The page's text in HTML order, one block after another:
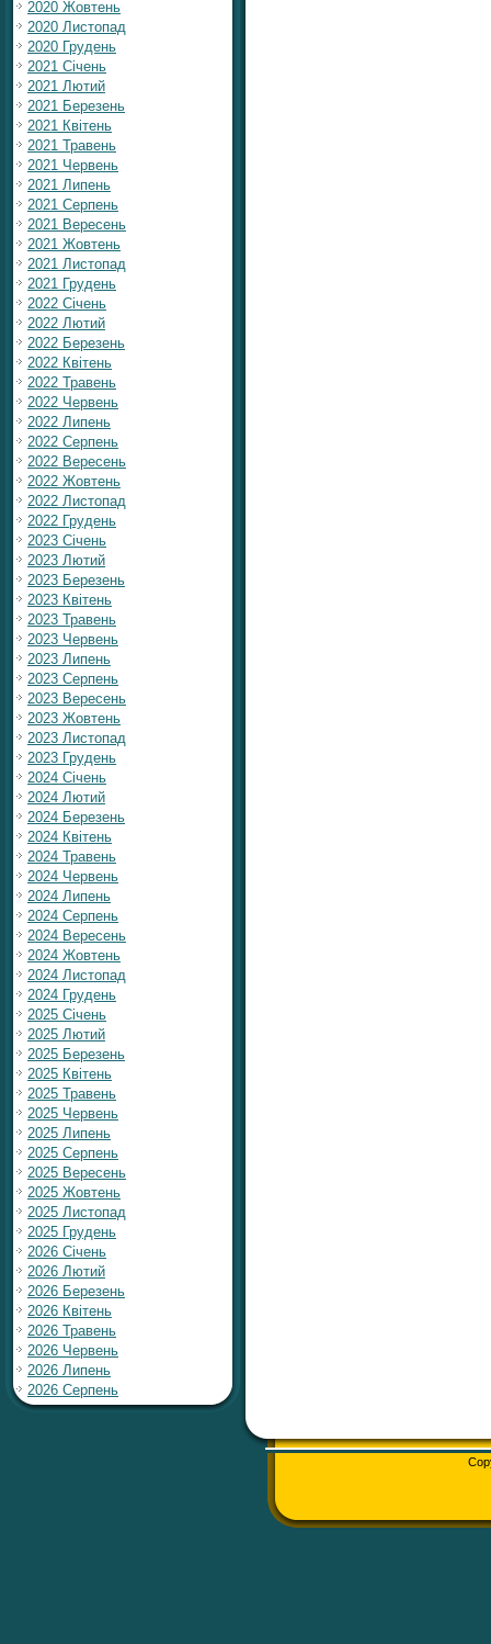
2020 Жовтень
2020 Листопад
2020 Грудень
2021 Січень
2021 Лютий
2021 Березень
2021 Квітень
2021 Травень
2021 Червень
2021 Липень
2021 Серпень
2021 Вересень
2021 Жовтень
2021 Листопад
2021 Грудень
2022 Січень
2022 Лютий
2022 Березень
2022 Квітень
2022 Травень
2022 Червень
2022 Липень
2022 Серпень
2022 Вересень
2022 Жовтень
2022 Листопад
2022 Грудень
2023 Січень
2023 Лютий
2023 Березень
2023 Квітень
2023 Травень
2023 Червень
2023 Липень
2023 Серпень
2023 Вересень
2023 Жовтень
2023 Листопад
2023 Грудень
2024 Січень
2024 Лютий
2024 Березень
2024 Квітень
2024 Травень
2024 Червень
2024 Липень
2024 Серпень
2024 Вересень
2024 Жовтень
2024 Листопад
2024 Грудень
2025 Січень
2025 Лютий
2025 Березень
2025 Квітень
2025 Травень
2025 Червень
2025 Липень
2025 Серпень
2025 Вересень
2025 Жовтень
2025 Листопад
2025 Грудень
2026 Січень
2026 Лютий
2026 Березень
2026 Квітень
2026 Травень
2026 Червень
2026 Липень
2026 Серпень